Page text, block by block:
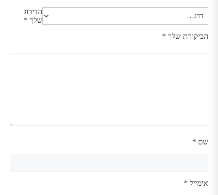
הדירוג
שלך *
הביקורת שלך *
שם *
אימייל *